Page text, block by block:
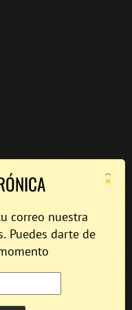
×
correo nuestra
Puedes darte de